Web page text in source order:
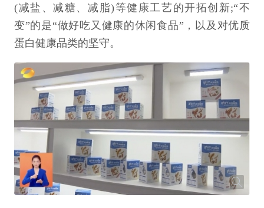
(减盐、减糖、减脂)等健康工艺的开拓创新;“不
变”的是“做好吃又健康的休闲食品”，以及对优质
蛋白健康品类的坚守。